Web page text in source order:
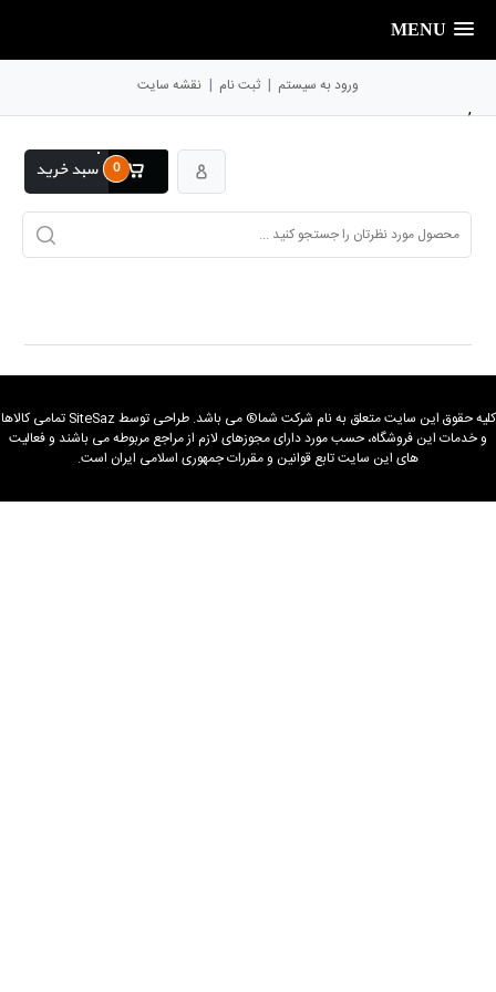
MENU
ورود به سیستم | ثبت نام | نقشه سایت
,
سبد خرید 0
كليه حقوق اين سايت متعلق به نام شرکت شما® می باشد. طراحی توسط SiteSaz تمامی كالاها
و خدمات این فروشگاه، حسب مورد دارای مجوزهای لازم از مراجع مربوطه می باشند و فعالیت
های این سایت تابع قوانین و مقررات جمهوری اسلامی ایران است.